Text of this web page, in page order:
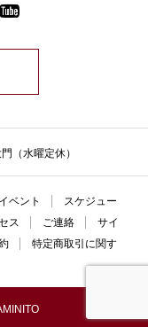
（水曜定休）
ベント
スケジュー
ス ご連絡
サイ
特定商取引に関す